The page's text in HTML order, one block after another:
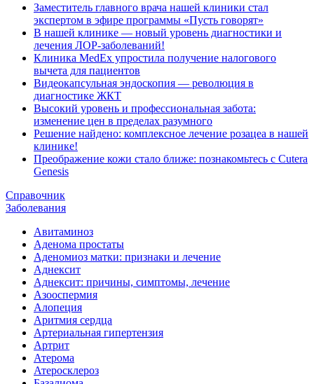
Заместитель главного врача нашей клиники стал
экспертом в эфире программы «Пусть говорят»
В нашей клинике — новый уровень диагностики и
лечения ЛОР-заболеваний!
Клиника MedEx упростила получение налогового
вычета для пациентов
Видеокапсульная эндоскопия — революция в
диагностике ЖКТ
Высокий уровень и профессиональная забота:
изменение цен в пределах разумного
Решение найдено: комплексное лечение розацеа в нашей
клинике!
Преображение кожи стало ближе: познакомьтесь с Cutera
Genesis
Справочник
Заболевания
Авитаминоз
Аденома простаты
Аденомиоз матки: признаки и лечение
Аднексит
Аднексит: причины, симптомы, лечение
Азооспермия
Алопеция
Аритмия сердца
Артериальная гипертензия
Артрит
Атерома
Атеросклероз